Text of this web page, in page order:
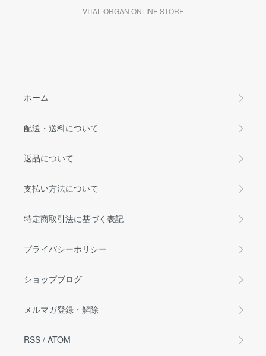
VITAL ORGAN ONLINE STORE
ホーム
配送・送料について
返品について
支払い方法について
特定商取引法に基づく表記
プライバシーポリシー
ショップブログ
メルマガ登録・解除
RSS / ATOM